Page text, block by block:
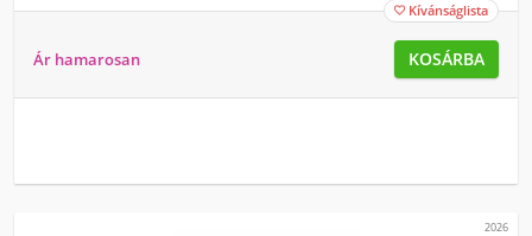
 Kívánságlista
Ár hamarosan KOSÁRBA
2026